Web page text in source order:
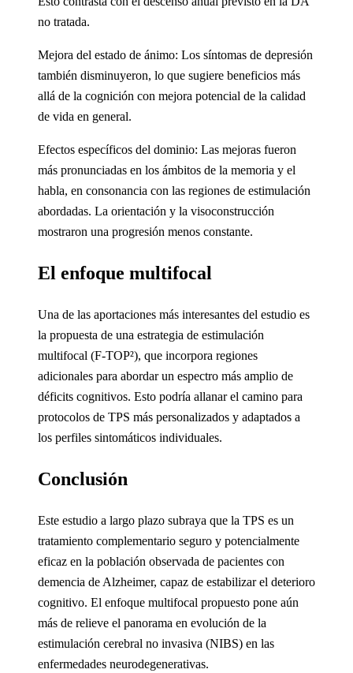
no tratada.
Mejora del estado de ánimo: Los síntomas de depresión
también disminuyeron, lo que sugiere beneficios más
allá de la cognición con mejora potencial de la calidad
de vida en general.
Efectos específicos del dominio: Las mejoras fueron
más pronunciadas en los ámbitos de la memoria y el
habla, en consonancia con las regiones de estimulación
abordadas. La orientación y la visoconstrucción
mostraron una progresión menos constante.
El enfoque multifocal
Una de las aportaciones más interesantes del estudio es
la propuesta de una estrategia de estimulación
multifocal (F-TOP²), que incorpora regiones
adicionales para abordar un espectro más amplio de
déficits cognitivos. Esto podría allanar el camino para
protocolos de TPS más personalizados y adaptados a
los perfiles sintomáticos individuales.
Conclusión
Este estudio a largo plazo subraya que la TPS es un
tratamiento complementario seguro y potencialmente
eficaz en la población observada de pacientes con
demencia de Alzheimer, capaz de estabilizar el deterioro
cognitivo. El enfoque multifocal propuesto pone aún
más de relieve el panorama en evolución de la
estimulación cerebral no invasiva (NIBS) en las
enfermedades neurodegenerativas.